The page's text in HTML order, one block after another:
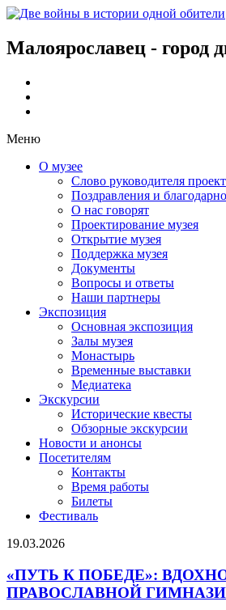
Малоярославец - город
Меню
О музее
Слово руководителя
Поздравления и
О нас говорят
Проектирование музея
Открытие музея
Поддержка музея
Документы
Вопросы и ответы
Наши партнеры
Экспозиция
Основная экспозиция
Залы музея
Монастырь
Временные выставки
Медиатека
Экскурсии
Исторические квесты
Обзорные экскурсии
Новости и анонсы
Посетителям
Контакты
Время работы
Билеты
Фестиваль
19.03.2026
«ПУТЬ К ПОБЕДЕ»:
ПРАВОСЛАВНОЙ